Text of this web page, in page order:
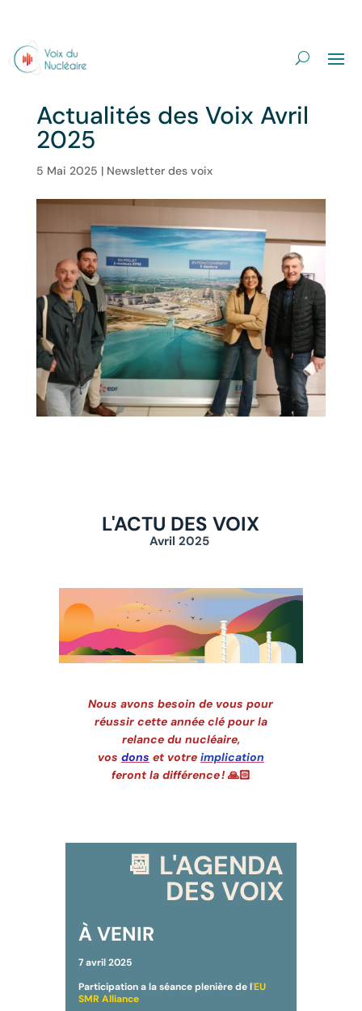
Actualités des Voix Avril
2025
5 Mai 2025 | Newsletter des voix
L'ACTU DES VOIX
Avril 2025
Nous avons besoin de vous pour
réussir cette année clé pour la
relance du nucléaire,
vos dons et votre implication
feront la différence ! 🙏🏻
📆 L'AGENDA
DES VOIX
À VENIR
7 avril 2025
Participation a la séance plenière de l'EU
SMR Alliance